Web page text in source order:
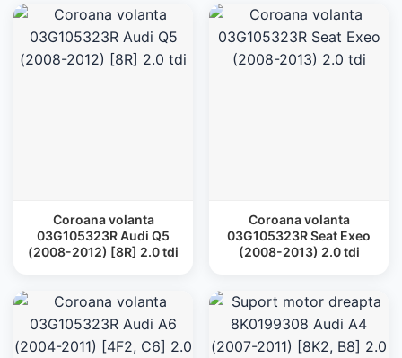
Coroana volanta
03G105323R Audi Q5
(2008-2012) [8R] 2.0 tdi
Coroana volanta
03G105323R Seat Exeo
(2008-2013) 2.0 tdi